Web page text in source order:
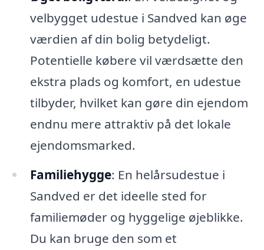
velbygget udestue i Sandved kan øge
værdien af din bolig betydeligt.
Potentielle købere vil værdsætte den
ekstra plads og komfort, en udestue
tilbyder, hvilket kan gøre din ejendom
endnu mere attraktiv på det lokale
ejendomsmarked.
Familiehygge: En helårsudestue i
Sandved er det ideelle sted for
familiemøder og hyggelige øjeblikke.
Du kan bruge den som et